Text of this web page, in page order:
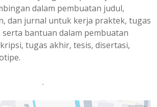
dalam pembuatan judul,
dan jurnal untuk kerja praktek, tugas
bantuan dalam pembuatan
tugas akhir, tesis, disertasi,
.